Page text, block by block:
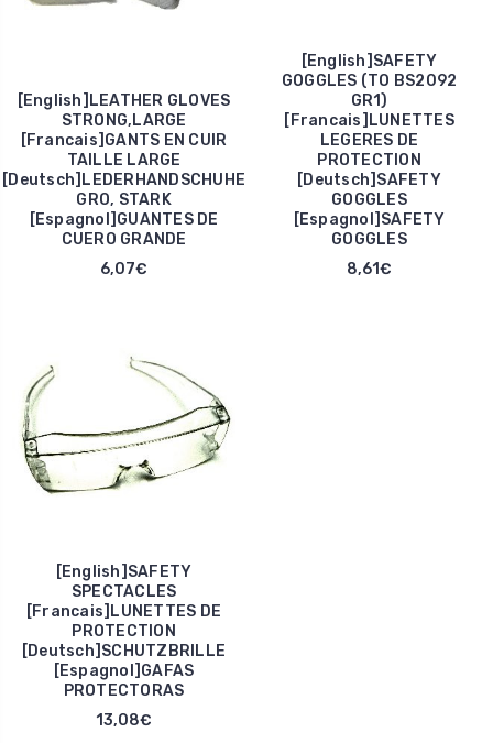
[English]LEATHER GLOVES
STRONG,LARGE
[Francais]GANTS EN CUIR
TAILLE LARGE
[Deutsch]LEDERHANDSCHUHE
GRO, STARK
[Espagnol]GUANTES DE
CUERO GRANDE
6,07€
[English]SAFETY
GOGGLES (TO BS2092
GR1)
[Francais]LUNETTES
LEGERES DE
PROTECTION
[Deutsch]SAFETY
GOGGLES
[Espagnol]SAFETY
GOGGLES
8,61€
[English]SAFETY
SPECTACLES
[Francais]LUNETTES DE
PROTECTION
[Deutsch]SCHUTZBRILLE
[Espagnol]GAFAS
PROTECTORAS
13,08€